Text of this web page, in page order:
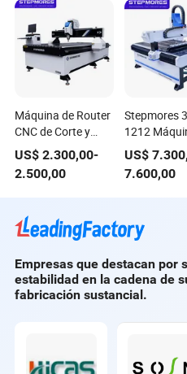
Máquina de Router
CNC de Corte y
Grabado de
Madera MDF
Plástica Stepmores
con Certificado CE
US$2.300,00-
2.500,00
Stepmores
1212
Corte,
Fresado
3D Tallado
Madera
US$
7.600,00
Empresas que destacan por
estabilidad en la cadena de
fabricación sustancial.